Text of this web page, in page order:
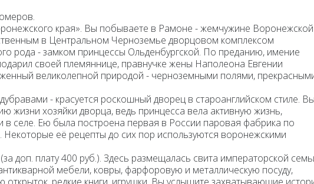
края». Вы побываете в Рамоне - жемчужине Воронежской
в Центральном Черноземье дворцовом комплексом
рода -замком принцессы Ольденбургской. По преданию, имение
своей племяннице, правнучке жены Наполеона Евгении
великолепной природой - черноземными полями,
- красуется роскошный дворец в староанглийском стиле. Вы
жизни хозяйки дворца, ведь принцесса вела активную жизнь,
в селе. Ею была построена первая в России паровая фабрика по
Некоторые её рецепты до сих пор используются воронежскими
доп. плату 400 руб.). Здесь размещалась свита императорской
мебели, ковры, фарфоровую и металлическую посуду,